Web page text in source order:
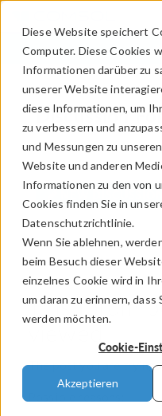
Diese Website speichert
Computer. Diese Cookies
Informationen darüber zu
unserer Website
diese Informationen, um
zu verbessern und
und Messungen zu
Website und anderen
Informationen zu den von
Cookies finden Sie in
Datenschutzrichtlinie.
Wenn Sie ablehnen,
beim Besuch dieser
einzelnes Cookie wird in
um daran zu erinnern,
werden möchten.
Cookie-
Akzeptieren
Discussion
This forum
viewed
The post you are trying